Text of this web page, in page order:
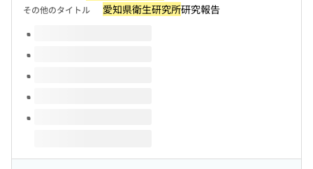
その他のタイトル 愛知県衛生研究所研究報告
このタイトルの巻号